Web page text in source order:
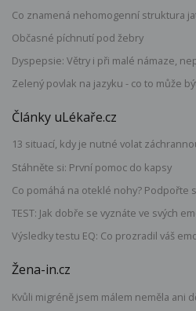
Co znamená nehomogenní struktura
Občasné píchnutí pod žebry
Dyspepsie: Větry i při malé námaze,
Zelený povlak na jazyku - co to může
Články uLékaře.cz
13 situací, kdy je nutné volat
Stáhněte si: První pomoc do kapsy
Co pomáhá na oteklé nohy? Podpořte
TEST: Jak dobře se vyznáte ve svých
Výsledky testu EQ: Co prozradil váš
Žena-in.cz
Kvůli migréně jsem málem neměla ani